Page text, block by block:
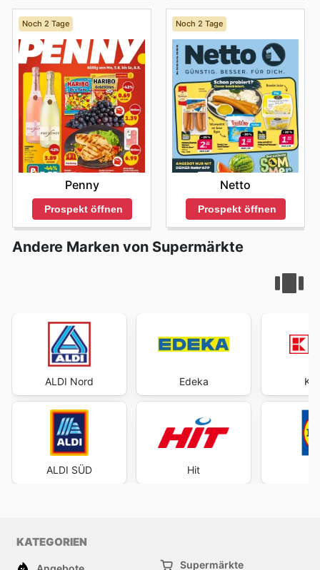
Noch 2 Tage
Penny
Prospekt öffnen
Noch 2 Tage
Netto
Prospekt öffnen
Andere Marken von Supermärkte
ALDI Nord
ALDI SÜD
Edeka
Hit
KATEGORIEN
Supermärkte